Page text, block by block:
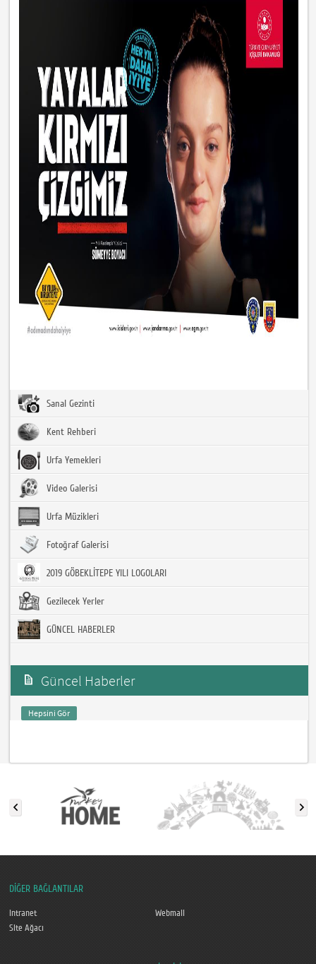
Sanal Gezinti
Kent Rehberi
Urfa Yemekleri
Video Galerisi
Urfa Müzikleri
Fotoğraf Galerisi
2019 GÖBEKLİTEPE YILI LOGOLARI
Gezilecek Yerler
GÜNCEL HABERLER
Güncel Haberler
Hepsini Gör
DİĞER BAĞLANTILAR
Intranet
Webmail
Site Ağacı